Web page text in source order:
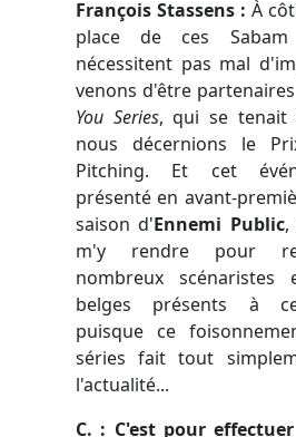
François Stassens : À
place de ces
nécessitent pas mal
venons d'être
You Series, qui se tenait
nous décernions le
Pitching. Et cet
présenté en avant-
saison d'Ennemi Public,
m'y rendre pour
nombreux scénaristes
belges présents à
puisque ce
séries fait tout
l'actualité...
C. : C'est pour